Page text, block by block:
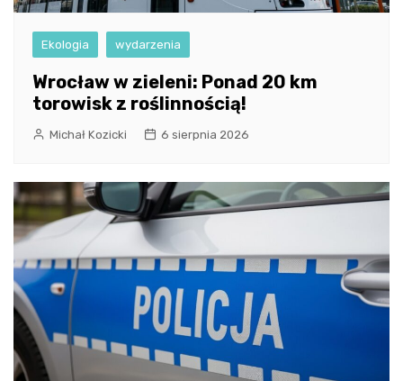
Ekologia wydarzenia
Wrocław w zieleni: Ponad 20 km
torowisk z roślinnością!
Michał Kozicki 6 sierpnia 2026